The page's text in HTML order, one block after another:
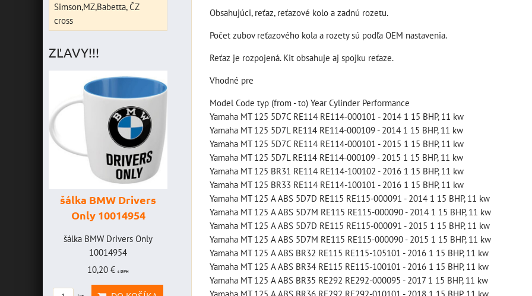
Obsahujúci, reťaz, reťazové kolo a zadnú rozetu.
Počet zubov reťazového kola a rozety sú podľa OEM nastavenia.
Reťaz je rozpojená. Kit obsahuje aj spojku reťaze.
Vhodné pre
Model Code typ (from - to) Year Cylinder Performance
Yamaha MT 125 5D7C RE114 RE114-000101 - 2014 1 15 BHP, 11 kw
Yamaha MT 125 5D7L RE114 RE114-000109 - 2014 1 15 BHP, 11 kw
Yamaha MT 125 5D7C RE114 RE114-000101 - 2015 1 15 BHP, 11 kw
Yamaha MT 125 5D7L RE114 RE114-000109 - 2015 1 15 BHP, 11 kw
Yamaha MT 125 BR31 RE114 RE114-100102 - 2016 1 15 BHP, 11 kw
Yamaha MT 125 BR33 RE114 RE114-100101 - 2016 1 15 BHP, 11 kw
Yamaha MT 125 A ABS 5D7D RE115 RE115-000091 - 2014 1 15 BHP, 11 kw
Yamaha MT 125 A ABS 5D7M RE115 RE115-000090 - 2014 1 15 BHP, 11 kw
Yamaha MT 125 A ABS 5D7D RE115 RE115-000091 - 2015 1 15 BHP, 11 kw
Yamaha MT 125 A ABS 5D7M RE115 RE115-000090 - 2015 1 15 BHP, 11 kw
Yamaha MT 125 A ABS BR32 RE115 RE115-105101 - 2016 1 15 BHP, 11 kw
Yamaha MT 125 A ABS BR34 RE115 RE115-100101 - 2016 1 15 BHP, 11 kw
Yamaha MT 125 A ABS BR35 RE292 RE292-000095 - 2017 1 15 BHP, 11 kw
Yamaha MT 125 A ABS BR36 RE292 RE292-010101 - 2018 1 15 BHP, 11 kw
Simson,MZ,Babetta, ČZ
cross
ZĽAVY!!!
šálka BMW Drivers
Only 10014954
šálka BMW Drivers Only
10014954
10,20 €s DPH
šálka "Yamaha
VR46" 10014772
šálka "Yamaha VR46"
10014772
19,46 €s DPH
štartovací box s
digitálnym
voltmetrom + power
banka, štartovací
prúd 4000 A, NOCO
GENIUS BOOST PRO
GB150 (NOCO USA)
BAT998
štartovací box s digitálnym
štartovací box +
power banka,
bootovací prúd 400
A, NOCO GB20
BAT997
štartovací box + power
banka, bootovací prúd 400
A, NOCO GB20
109,01 €